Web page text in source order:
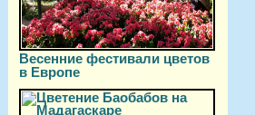
Весенние фестивали цветов
в Европе